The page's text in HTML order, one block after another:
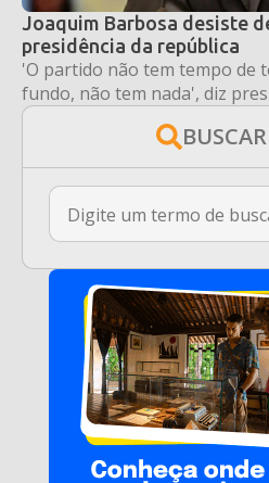
Joaquim Barbosa desiste
presidência da república
'O partido não tem tempo de
fundo, não tem nada', diz
BUSCAR